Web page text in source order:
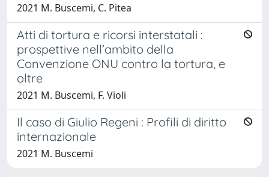
2021 M. Buscemi, C. Pitea
Atti di tortura e ricorsi interstatali :
prospettive nell’ambito della
Convenzione ONU contro la tortura, e
oltre
2021 M. Buscemi, F. Violi
Il caso di Giulio Regeni : Profili di diritto
internazionale
2021 M. Buscemi